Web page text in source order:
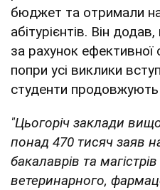
бюджет та отримали
абітурієнтів. Він
за рахунок ефективної
попри усі виклики
студенти продовжують
"Цьогоріч заклади
понад 470 тисяч заяв
бакалаврів та
ветеринарного,